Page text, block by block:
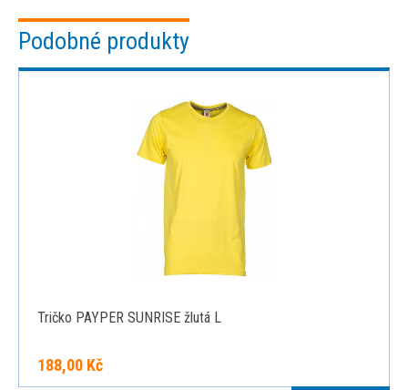
Podobné produkty
Tričko PAYPER SUNRISE žlutá L
188,00 Kč